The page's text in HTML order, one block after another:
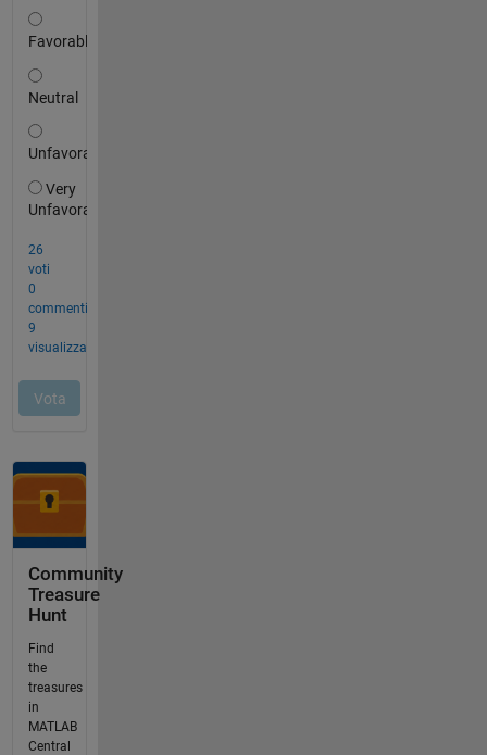
Community
Treasure
Hunt
Find
the
treasures
in
MATLAB
Central